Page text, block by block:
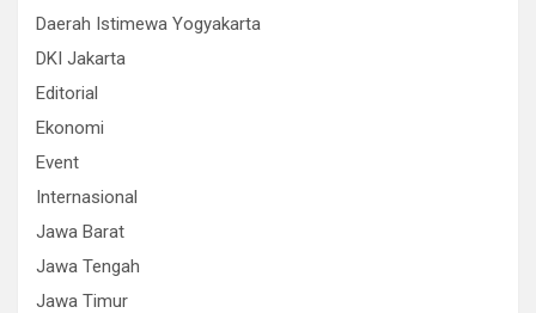
Daerah Istimewa Yogyakarta
DKI Jakarta
Editorial
Ekonomi
Event
Internasional
Jawa Barat
Jawa Tengah
Jawa Timur